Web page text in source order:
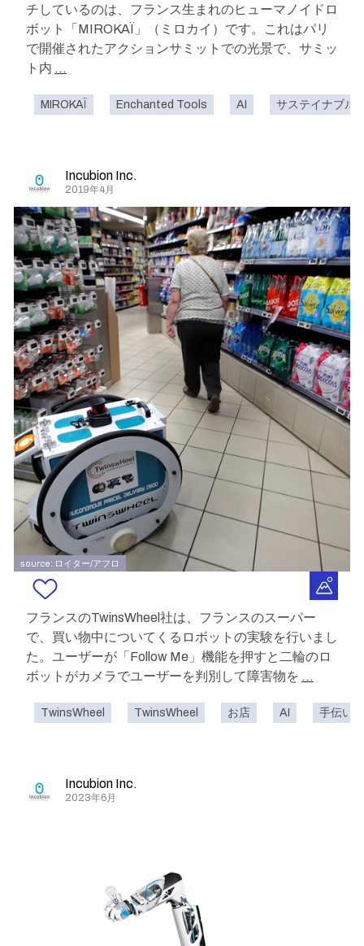
チしているのは、フランス生まれのヒューマノイドロ
ボット「MIROKAÏ」（ミロカイ）です。これはパリ
で開催されたアクションサミットでの光景で、サミッ
ト内 ...
MIROKAÏ Enchanted Tools AI サステイナブル
Incubion Inc.
2019年4月
source: ロイター/アフロ
フランスのTwinsWheel社は、フランスのスーパー
で、買い物中についてくるロボットの実験を行いまし
た。ユーザーが「Follow Me」機能を押すと二輪のロ
ボットがカメラでユーザーを判別して障害物を ...
TwinsWheel TwinsWheel お店 AI 手伝い
Incubion Inc.
2023年6月